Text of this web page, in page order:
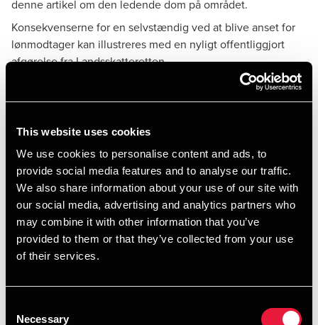
This website uses cookies
We use cookies to personalise content and ads, to
provide social media features and to analyse our traffic.
We also share information about your use of our site with
our social media, advertising and analytics partners who
may combine it with other information that you’ve
provided to them or that they’ve collected from your use
of their services.
Selection
Necessary
denne artikel om den ledende dom på området.
Konsekvenserne for en selvstændig ved at blive anset for
lønmodtager kan illustreres med en nyligt offentliggjort
afgørelse fra Landsskatteretten.
Konsulenten med de store
rejseudgifter
Sagen handlede om en mand, der i 2010 havde etableret
en enkeltmandsvirksomhed med rådgivning af primært
større virksomheder indenfor international handel, shipping
og logistik og som over en årrække havde arbejdet for 17
virksomheder. I perioden fra marts 2020 til oktober 2022
havde han arbejdet som ekstern konsulent for kun en
enkelt virksomhed. En stor belgisk transportvirksomhed.
lønmodtager hos sin kunde med en konsekvens, at han